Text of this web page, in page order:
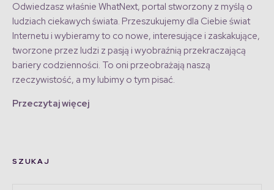
Odwiedzasz właśnie WhatNext, portal stworzony z myślą o
ludziach ciekawych świata. Przeszukujemy dla Ciebie świat
Internetu i wybieramy to co nowe, interesujące i zaskakujące,
tworzone przez ludzi z pasją i wyobraźnią przekraczającą
bariery codzienności. To oni przeobrażają naszą
rzeczywistość, a my lubimy o tym pisać.
Przeczytaj więcej
SZUKAJ